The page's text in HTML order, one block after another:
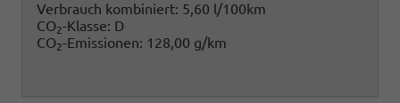
Verbrauch kombiniert: 5,60 l/100km
CO2-Klasse: D
CO2-Emissionen: 128,00 g/km